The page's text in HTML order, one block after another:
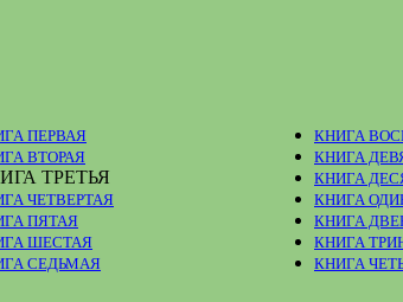
ПЕРВАЯ
ВТОРАЯ
ТРЕТЬЯ
ЧЕТВЕРТАЯ
ПЯТАЯ
ШЕСТАЯ
СЕДЬМАЯ
КНИГА
КНИГА
КНИГА
КНИГА
КНИГА
КНИГА
КНИГА